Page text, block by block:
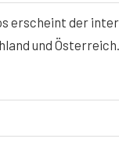
erscheint der
und Österreich.